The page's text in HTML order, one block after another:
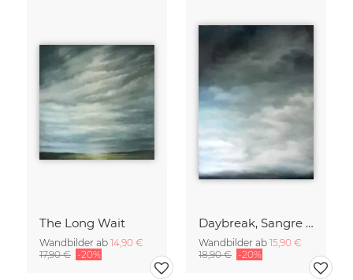
The Long Wait
Wandbilder ab 14,90 €
17,90 € -20%
Daybreak, Sangre de Cristo Mountains
Wandbilder ab 15,90 €
18,90 € -20%